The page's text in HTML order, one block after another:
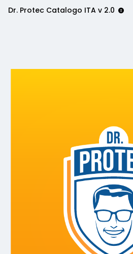
Dr. Protec Catalogo ITA v 2.0